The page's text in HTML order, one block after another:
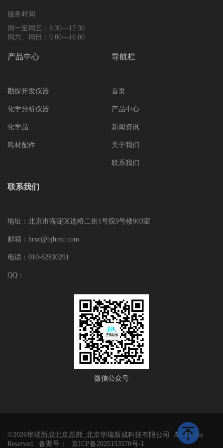
服务时间
周一至周五：8:30—17:30
周六、周日：9:00—16:00
产品中心
勘探开发仪器
化学分析仪器
化学品
耗材配件
导航栏
首页
产品中心
新闻资讯
关于我们
联系我们
联系我们
地址：北京市海淀区连桥二街1号院9号楼903室
邮箱：hrxc@bjhrxc.com
电话：010-62830291
QQ：
微信公众号
©2026华瑞新成北京总部_北京华瑞新成科技有限公司 All Rights
Reserved. 备案号：
京ICP备2025153570号-1